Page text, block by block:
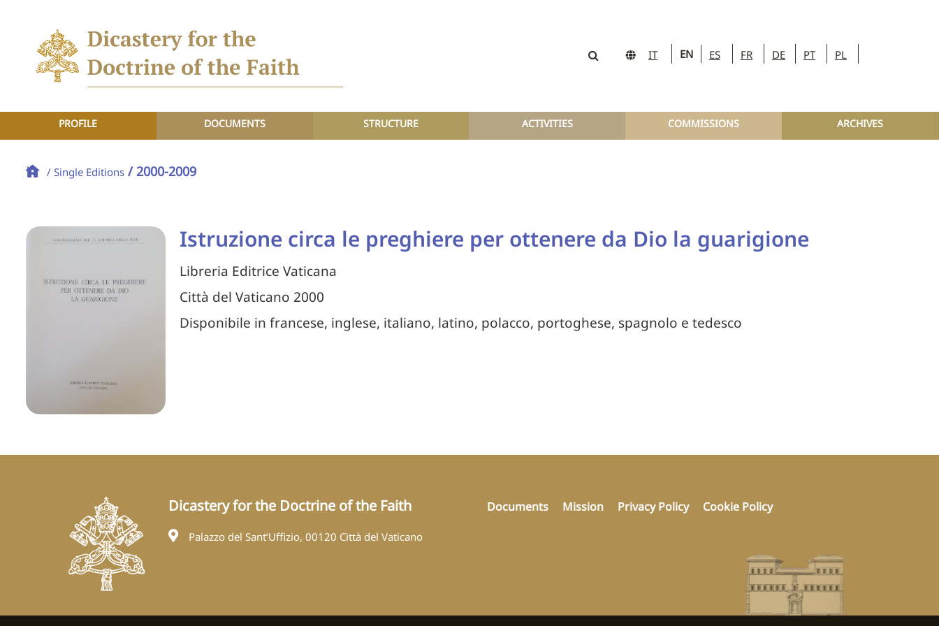
IT EN ES FR DE PT PL
PROFILE DOCUMENTS STRUCTURE ACTIVITIES COMMISSIONS ARCHIVES
/ Single Editions / 2000-2009
Istruzione circa le preghiere per ottenere da Dio la guarigione
Libreria Editrice Vaticana
Città del Vaticano 2000
Disponibile in francese, inglese, italiano, latino, polacco, portoghese, spagnolo e tedesco
Dicastery for the Doctrine of the Faith
Palazzo del Sant’Uffizio, 00120 Città del Vaticano
Documents Mission Privacy Policy Cookie Policy